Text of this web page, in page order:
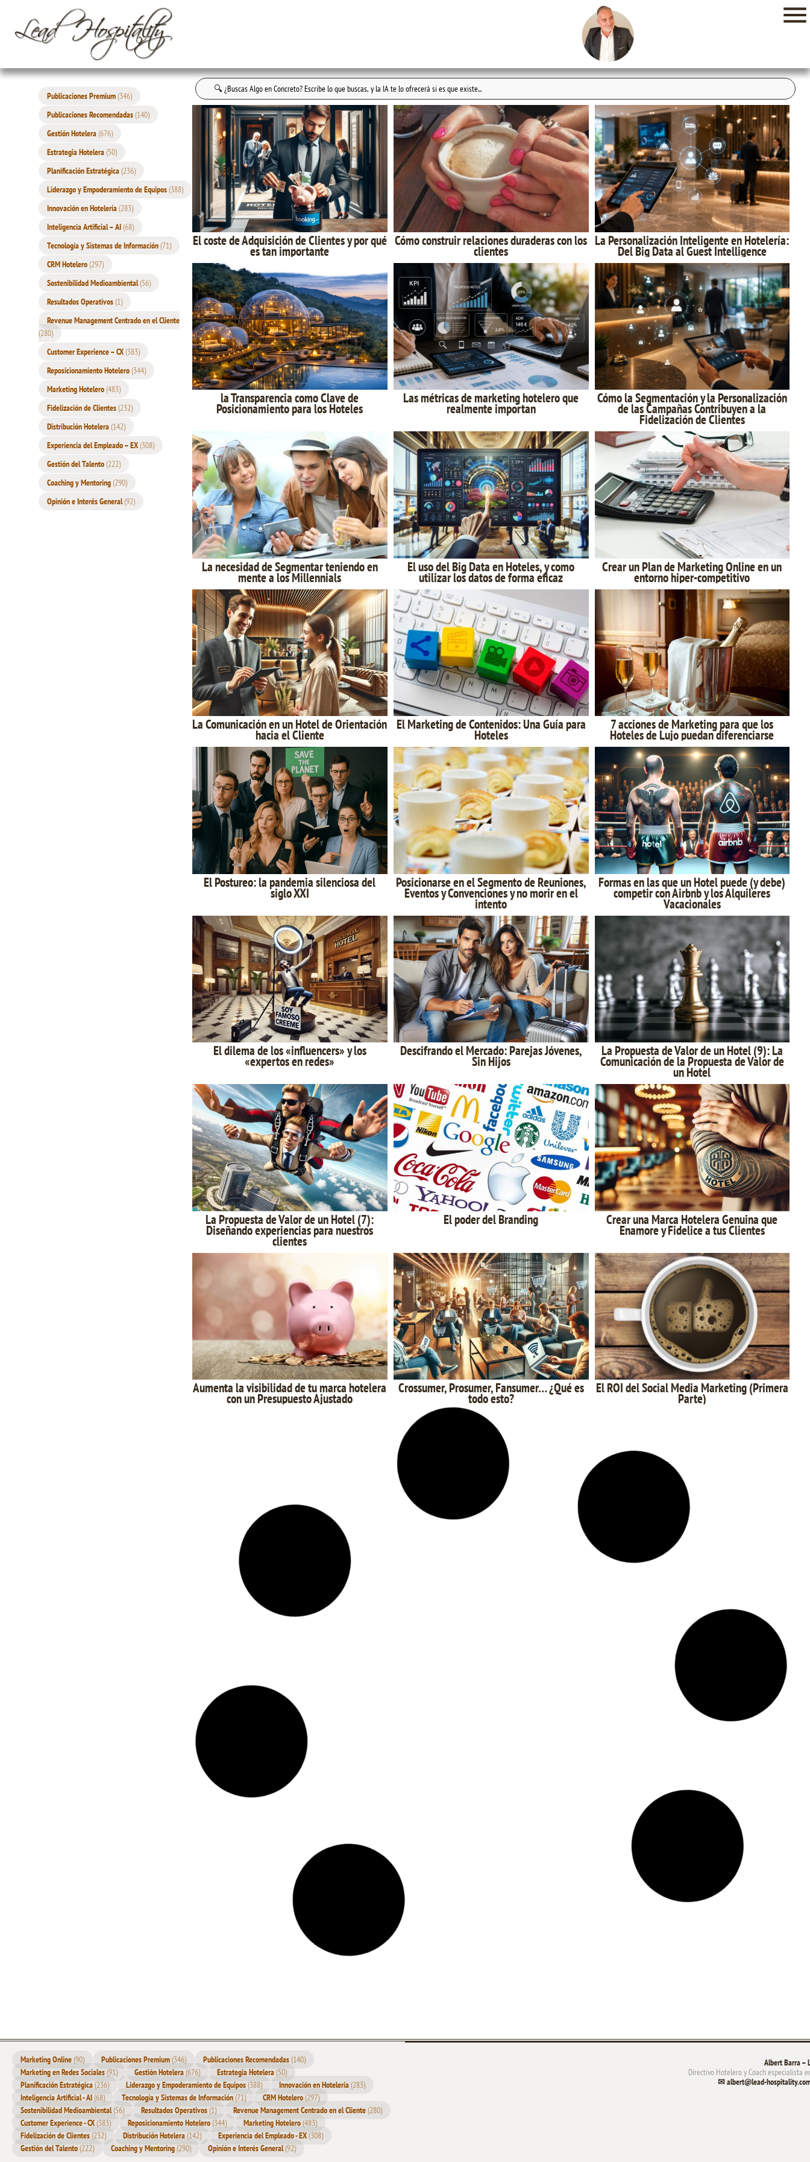
Publicaciones Premium(346)
Publicaciones Recomendadas(140)
Gestión Hotelera(676)
Estrategia Hotelera(50)
Planificación Estratégica(236)
Liderazgo y Empoderamiento de Equipos(388)
Innovación en Hotelería(283)
Inteligencia Artificial – AI(68)
Tecnología y Sistemas de Información(71)
CRM Hotelero(297)
Sostenibilidad Medioambiental(56)
Resultados Operativos(1)
Revenue Management Centrado en el Cliente
(280)
Customer Experience – CX(383)
Reposicionamiento Hotelero(344)
Marketing Hotelero(483)
Fidelización de Clientes(232)
Distribución Hotelera(142)
Experiencia del Empleado – EX(308)
Gestión del Talento(222)
Coaching y Mentoring(290)
Opinión e Interés General(92)
Buscar:
El coste de Adquisición de Clientes y por qué
es tan importante
Cómo construir relaciones duraderas con los
clientes
La Personalización Inteligente en Hotelería:
Del Big Data al Guest Intelligence
la Transparencia como Clave de
Posicionamiento para los Hoteles
Las métricas de marketing hotelero que
realmente importan
Cómo la Segmentación y la Personalización
de las Campañas Contribuyen a la
Fidelización de Clientes
La necesidad de Segmentar teniendo en
mente a los Millennials
El uso del Big Data en Hoteles, y como
utilizar los datos de forma eficaz
Crear un Plan de Marketing Online en un
entorno hiper-competitivo
La Comunicación en un Hotel de Orientación
hacia el Cliente
El Marketing de Contenidos: Una Guía para
Hoteles
7 acciones de Marketing para que los
Hoteles de Lujo puedan diferenciarse
El Postureo: la pandemia silenciosa del
siglo XXI
Posicionarse en el Segmento de Reuniones,
Eventos y Convenciones y no morir en el
intento
Formas en las que un Hotel puede (y debe)
competir con Airbnb y los Alquileres
Vacacionales
El dilema de los «influencers» y los
«expertos en redes»
Descifrando el Mercado: Parejas Jóvenes,
Sin Hijos
La Propuesta de Valor de un Hotel (9): La
Comunicación de la Propuesta de Valor de
un Hotel
La Propuesta de Valor de un Hotel (7):
Diseñando experiencias para nuestros
clientes
El poder del Branding Crear una Marca Hotelera Genuina que
Enamore y Fidelice a tus Clientes
Aumenta la visibilidad de tu marca hotelera
con un Presupuesto Ajustado
Crossumer, Prosumer, Fansumer… ¿Qué es
todo esto?
El ROI del Social Media Marketing (Primera
Parte)
Por qué tu público ignora tus promociones:
una reflexión sobre el Arte de Captar la
El contenido habla, pero los datos escuchan:
cómo optimizar tu estrategia de contenido
KPI’s o principales indicadores en e-
commerce para hoteles (segunda parte)
El poder del marketing conversacional en el
mundo actual.
La Gestión Eficiente de Redes Sociales en
Hoteles
Descubriendo el Poder del Marketing de Cómo la Inteligencia Artificial y Chat GPT
Revolucionan el Marketing Hotelero
los 6 principales Problemas de Gestión en la La Importancia de la Comunicación Elementos clave en el diseño de estrategias